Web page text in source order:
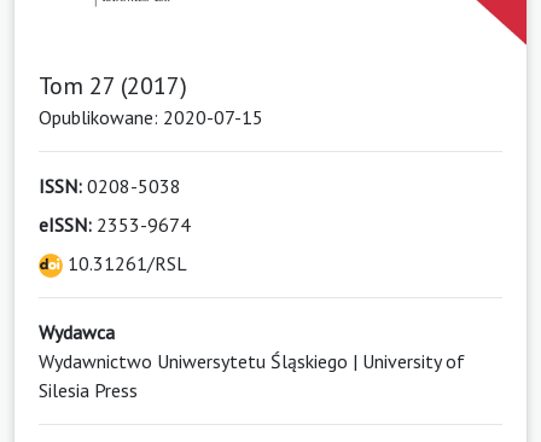
Tom 27 (2017)
Opublikowane: 2020-07-15
ISSN: 0208-5038
eISSN: 2353-9674
10.31261/RSL
Wydawca
Wydawnictwo Uniwersytetu Śląskiego | University of
Silesia Press